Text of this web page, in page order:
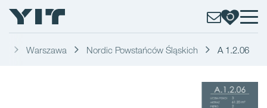
Warszawa Nordic Powstańców Śląskich A 1.2.06